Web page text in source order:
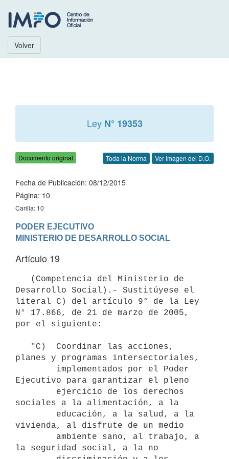
Volver
Ley N° 19353
Documento original Toda la Norma Ver Imagen del D.O.
Fecha de Publicación: 08/12/2015
Página: 10
Carilla: 10
PODER EJECUTIVO
Artículo 19
Desarrollo Social).- Sustitúyese el
literal C) del artículo 9° de la Ley
N° 17.866, de 21 de marzo de 2005,
por el siguiente:
planes y programas intersectoriales,
Ejecutivo para garantizar el pleno
sociales a la alimentación, a la
vivienda, al disfrute de un medio
la seguridad social, a la no